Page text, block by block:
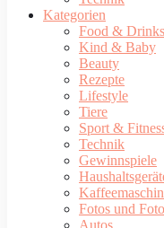
Kategorien
Food & Drinks
Kind & Baby
Beauty
Rezepte
Lifestyle
Tiere
Sport &
Technik
Gewinnspiele
Fotos und
Autos